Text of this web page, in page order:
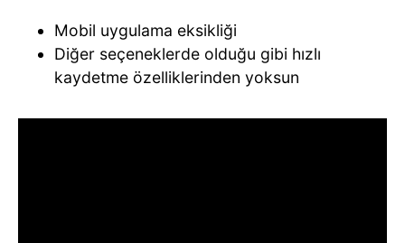
Mobil uygulama eksikliği
Diğer seçeneklerde olduğu gibi hızlı
kaydetme özelliklerinden yoksun